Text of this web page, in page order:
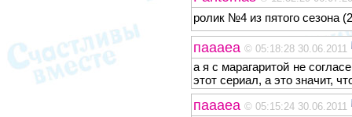
ролик №4 из пятого сезона
паааеа © 05:18:28 30.06.2011
а я с марагаритой не
этот сериал, а это значит,
паааеа © 05:15:24 30.06.2011